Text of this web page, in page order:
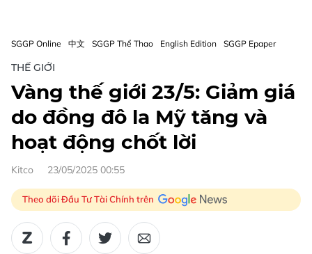
SGGP Online 中文 SGGP Thể Thao English Edition SGGP Epaper
THẾ GIỚI
Vàng thế giới 23/5: Giảm giá
do đồng đô la Mỹ tăng và
hoạt động chốt lời
Kitco 23/05/2025 00:55
Theo dõi Đầu Tư Tài Chính trên